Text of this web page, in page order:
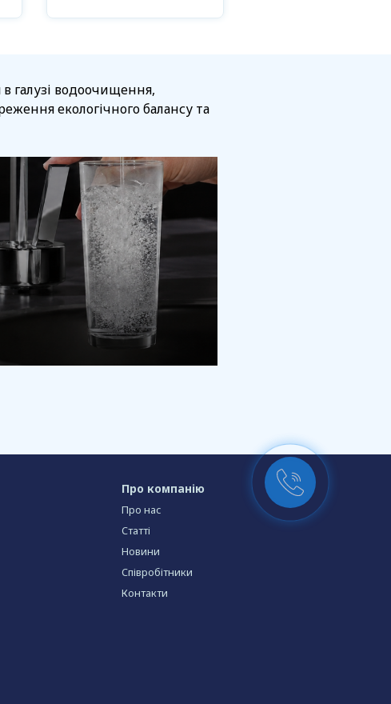
галузі водоочищення,
екологічного балансу та
Про компанію
Про нас
Статті
Новини
Співробітники
Контакти